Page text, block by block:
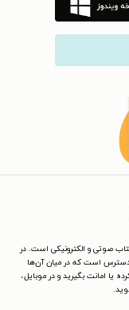
صوتی و الکترونیکی است. در
دسترس است که در میان آن‌ها
یا امانت بگیرید و در موبایل،